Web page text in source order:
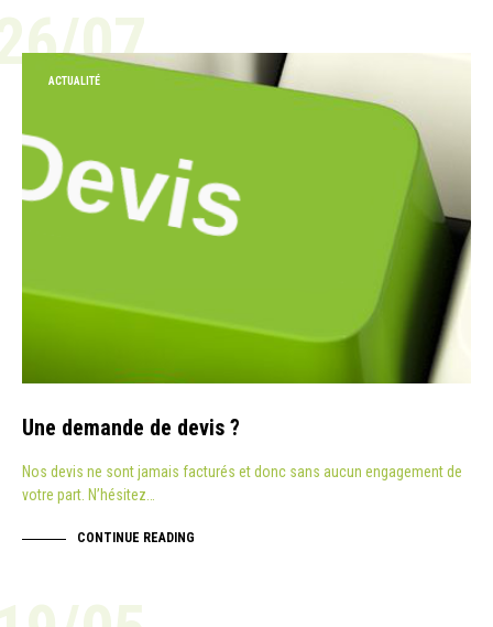
07
ACTUALITÉ
Une demande de devis ?
Nos devis ne sont jamais facturés et donc sans aucun engagement de
votre part. N’hésitez…
CONTINUE READING